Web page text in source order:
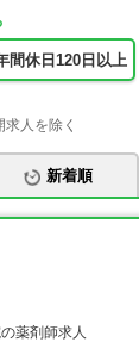
間休日120日以上
人を除く
新着順
薬剤師求人